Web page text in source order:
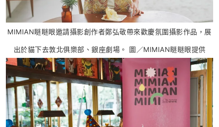
MIMIAN瞇瞇眼邀請攝影創作者鄭弘敬帶來歡慶氛圍攝影作品，展
出於貓下去敦北俱樂部、銀座劇場。 圖／MIMIAN瞇瞇眼提供